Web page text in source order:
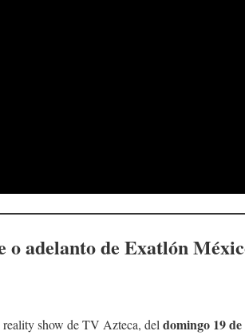
o adelanto de Exatlón
show de TV Azteca, del domingo 19